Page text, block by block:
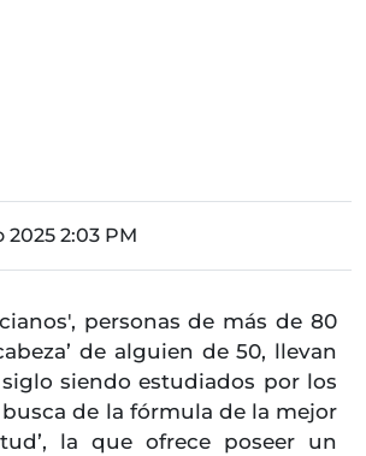
2:03 PM
personas de más de 80
de alguien de 50, llevan
siendo estudiados por los
de la fórmula de la mejor
la que ofrece poseer un